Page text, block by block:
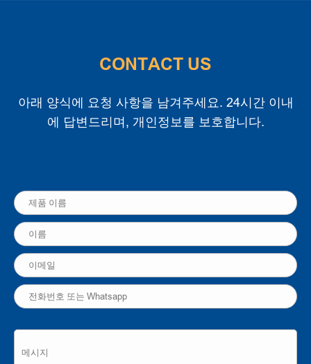
CONTACT US
아래 양식에 요청 사항을 남겨주세요. 24시간 이내
에 답변드리며, 개인정보를 보호합니다.